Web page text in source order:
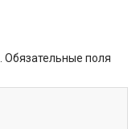
Обязательные поля